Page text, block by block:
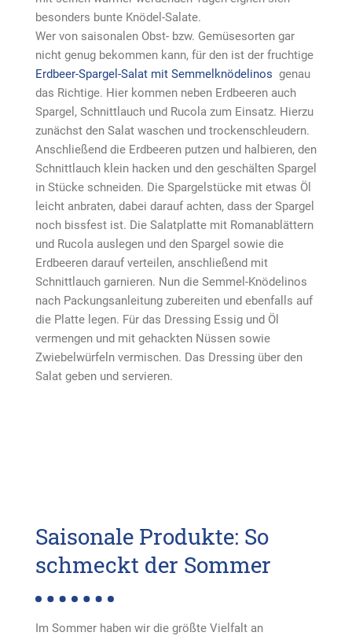
besonders bunte Knödel-Salate.
Wer von saisonalen Obst- bzw. Gemüsesorten gar
nicht genug bekommen kann, für den ist der fruchtige
Erdbeer-Spargel-Salat mit Semmelknödelinos genau
das Richtige. Hier kommen neben Erdbeeren auch
Spargel, Schnittlauch und Rucola zum Einsatz. Hierzu
zunächst den Salat waschen und trockenschleudern.
Anschließend die Erdbeeren putzen und halbieren, den
Schnittlauch klein hacken und den geschälten Spargel
in Stücke schneiden. Die Spargelstücke mit etwas Öl
leicht anbraten, dabei darauf achten, dass der Spargel
noch bissfest ist. Die Salatplatte mit Romanablättern
und Rucola auslegen und den Spargel sowie die
Erdbeeren darauf verteilen, anschließend mit
Schnittlauch garnieren. Nun die Semmel-Knödelinos
nach Packungsanleitung zubereiten und ebenfalls auf
die Platte legen. Für das Dressing Essig und Öl
vermengen und mit gehackten Nüssen sowie
Zwiebelwürfeln vermischen. Das Dressing über den
Salat geben und servieren.
Saisonale Produkte: So
schmeckt der Sommer
Im Sommer haben wir die größte Vielfalt an